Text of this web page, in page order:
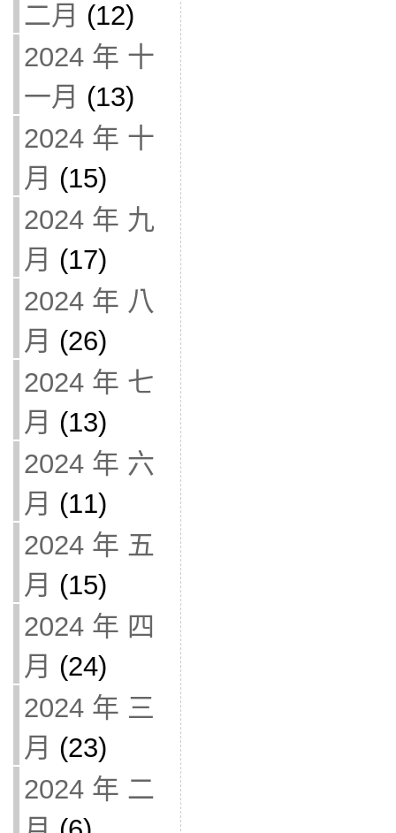
二月 (12)
2024 年 十
一月 (13)
2024 年 十
月 (15)
2024 年 九
月 (17)
2024 年 八
月 (26)
2024 年 七
月 (13)
2024 年 六
月 (11)
2024 年 五
月 (15)
2024 年 四
月 (24)
2024 年 三
月 (23)
2024 年 二